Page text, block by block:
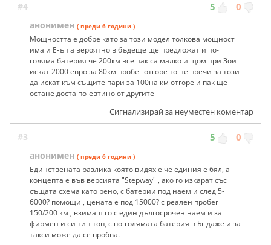
#4 5 0
анонимен ( преди 6 години )
Мощността е добре като за този модел толкова мощност
има и Е-ъп а вероятно в бъдеще ще предложат и по-
голяма батерия че 200км все пак са малко и щом при Зои
искат 2000 евро за 80км пробег отгоре то не пречи за този
да искат към същите пари за 100на км отгоре и пак ще
остане доста по-евтино от другите
Сигнализирай за неуместен коментар
#3 5 0
анонимен ( преди 6 години )
Единствената разлика която видях е че единия е бял, а
концепта е във версията "Stepway" , ако го изкарат със
същата схема като рено, с батерии под наем и след 5-
6000? помощи , цената е под 15000? с реален пробег
150/200 км , взимаш го с един дългосрочен наем и за
фирмен и си тип-топ, с по-голямата батерия в Бг даже и за
такси може да се пробва.